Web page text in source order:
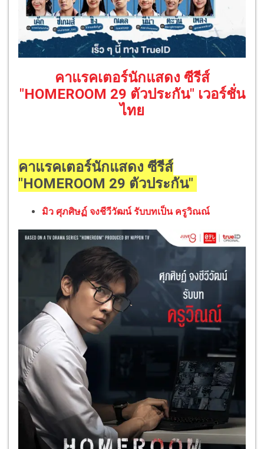
คาแรคเตอร์นักแสดง ซีรีส์
"HOMEROOM 29 ตัวประกัน" เวอร์ชั่น
ไทย
คาแรคเตอร์นักแสดง ซีรีส์
"HOMEROOM 29 ตัวประกัน"
มิว ศุภศิษฏ์ จงชีวีวัฒน์ รับบทเป็น ครูวิณณ์